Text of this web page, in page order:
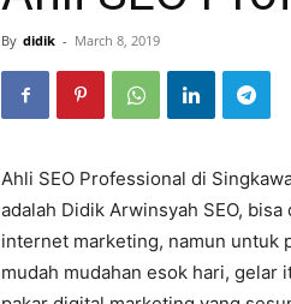
By didik - March 8, 2019
Ahli SEO Professional di
adalah Didik Arwinsyah SEO,
internet marketing, namun untuk
mudah mudahan esok hari, gelar